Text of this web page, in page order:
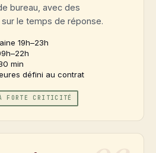
bureau, avec des
le temps de réponse.
19h–23h
min
défini au contrat
FORTE CRITICITÉ